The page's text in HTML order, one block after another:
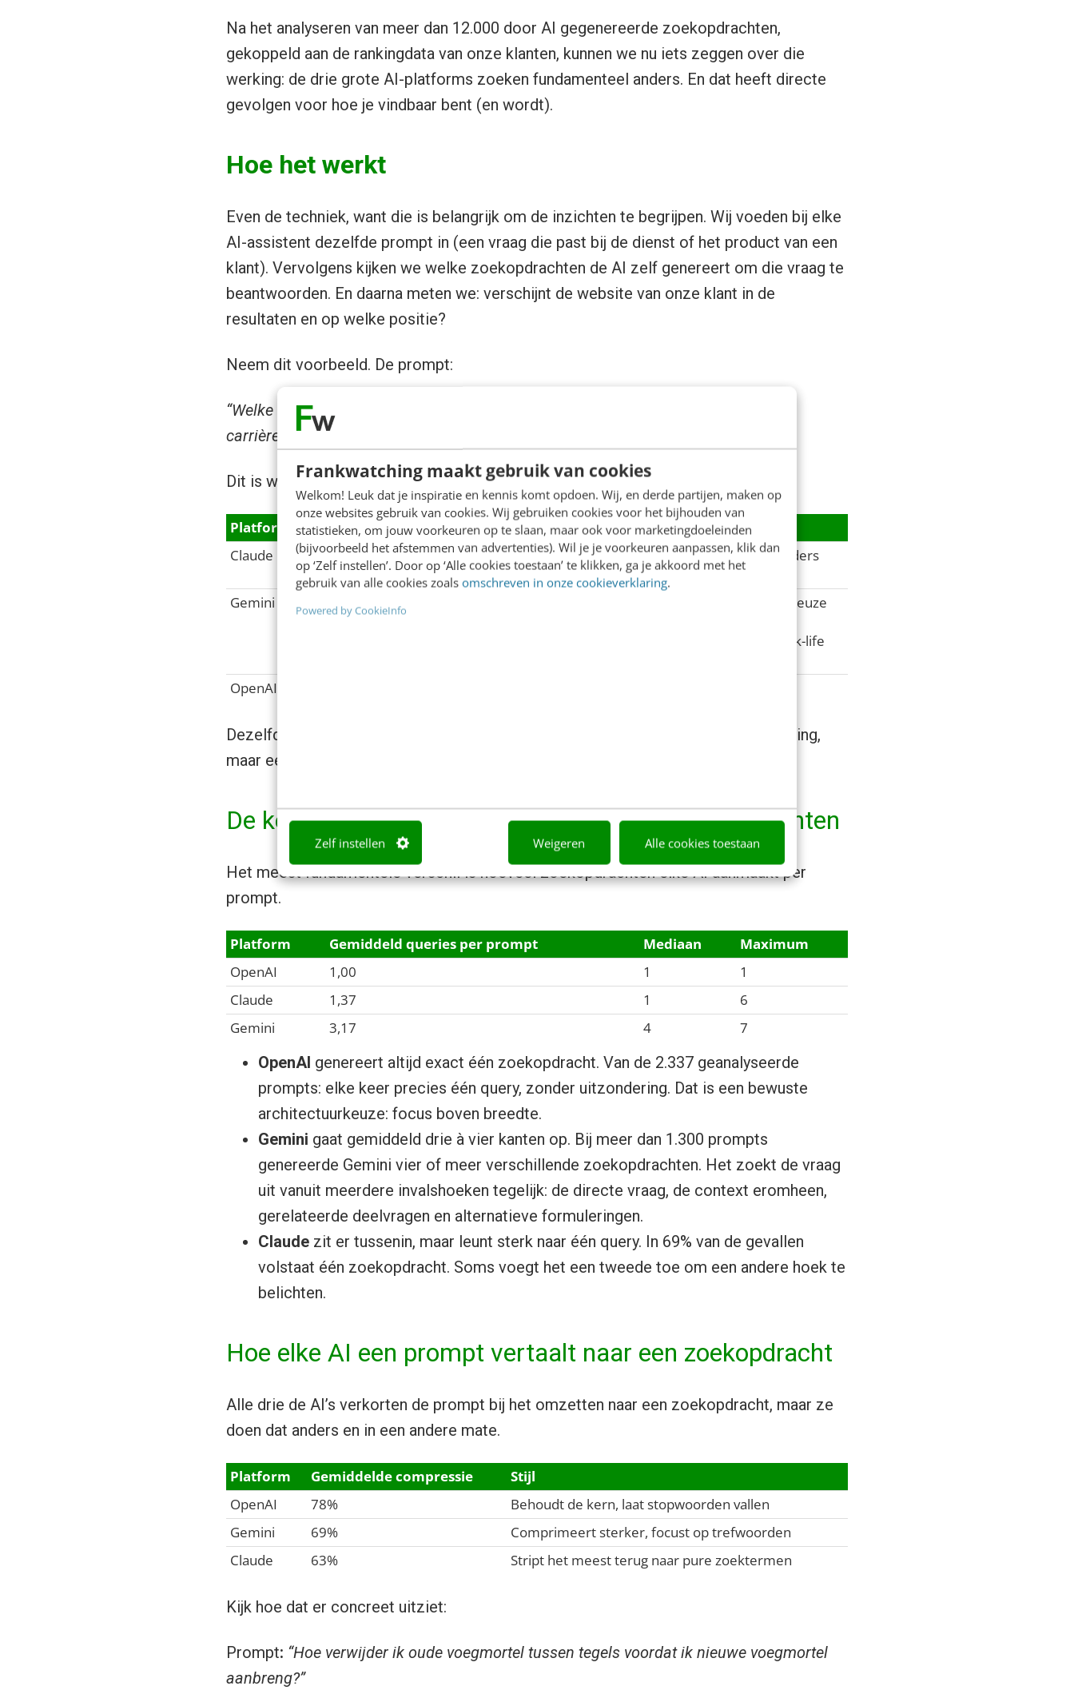
Frankwatching maakt gebruik van cookies
Welkom! Leuk dat je inspiratie en kennis komt opdoen. Wij, en derde partijen, maken op
onze websites gebruik van cookies. Wij gebruiken cookies voor het bijhouden van
statistieken, om jouw voorkeuren op te slaan, maar ook voor marketingdoeleinden
(bijvoorbeeld het afstemmen van advertenties). Wil je je voorkeuren aanpassen, klik dan
op ‘Zelf instellen’. Door op ‘Alle cookies toestaan’ te klikken, ga je akkoord met het
gebruik van alle cookies zoals omschreven in onze cookieverklaring.
Powered by CookieInfo
Zelf instellen Weigeren Alle cookies toestaan
Na het analyseren van meer dan 12.000 door AI gegenereerde zoekopdrachten,
gekoppeld aan de rankingdata van onze klanten, kunnen we nu iets zeggen over die
werking: de drie grote AI-platforms zoeken fundamenteel anders. En dat heeft directe
gevolgen voor hoe je vindbaar bent (en wordt).
Hoe het werkt
Even de techniek, want die is belangrijk om de inzichten te begrijpen. Wij voeden bij elke
AI-assistent dezelfde prompt in (een vraag die past bij de dienst of het product van een
klant). Vervolgens kijken we welke zoekopdrachten de AI zelf genereert om die vraag te
beantwoorden. En daarna meten we: verschijnt de website van onze klant in de
resultaten en op welke positie?
Neem dit voorbeeld. De prompt:
“Welke ondersteuning heeft een ambitieuze vrouw nodig met kinderen voor haar
carrière?”
Dit is wat de drie AI’s vervolgens als zoekopdrachten de wereld insturen:
Platform
Gegenereerde zoekopdrachten
Claude
Ondersteuning ambitieuze vrouwen kinderen carrière & werk privé balans moeders
carrière tips
Gemini
Ondersteuning ambitieuze vrouw met kinderen carrière & ondersteuning ambitieuze
vrouwen met kinderen & carriere en kinderen combineren tips & wat hebben
werkende moeders nodig van werkgever & ambitieuze moeders netwerk & work-life
OpenAI
Dezelfde vraag. Drie totaal verschillende zoekbenaderingen. Dit is geen uitzondering,
maar een patroon.
De kernbevinding: één versus meerdere zoekopdrachten
Het meest fundamentele verschil is hoeveel zoekopdrachten elke AI aanmaakt per
prompt.
Platform Gemiddeld queries per prompt Mediaan
Maximum
OpenAI
1,00 1
1
Claude
1,37 1
6
Gemini
3,17 4 7
OpenAI genereert altijd exact één zoekopdracht. Van de 2.337 geanalyseerde
prompts: elke keer precies één query, zonder uitzondering. Dat is een bewuste
architectuurkeuze: focus boven breedte.
Gemini gaat gemiddeld drie à vier kanten op. Bij meer dan 1.300 prompts
genereerde Gemini vier of meer verschillende zoekopdrachten. Het zoekt de vraag
uit vanuit meerdere invalshoeken tegelijk: de directe vraag, de context eromheen,
gerelateerde deelvragen en alternatieve formuleringen.
Claudezit er tussenin, maar leunt sterk naar één query. In 69% van de gevallen
volstaat één zoekopdracht. Soms voegt het een tweede toe om een andere hoek te
belichten.
Hoe elke AI een prompt vertaalt naar een zoekopdracht
Alle drie de AI’s verkorten de prompt bij het omzetten naar een zoekopdracht, maar ze
doen dat anders en in een andere mate.
Platform Gemiddelde compressie
Stijl
OpenAI
78%
Behoudt de kern, laat stopwoorden vallen
Gemini
69%
Comprimeert sterker, focust op trefwoorden
Claude
63% Stript het meest terug naar pure zoektermen
Kijk hoe dat er concreet uitziet:
Prompt: “Hoe verwijder ik oude voegmortel tussen tegels voordat ik nieuwe voegmortel
aanbreng?”